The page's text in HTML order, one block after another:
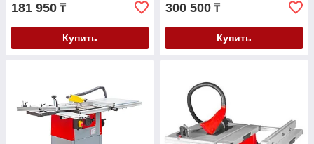
181 950 ₸
Купить
300 500 ₸
Купить